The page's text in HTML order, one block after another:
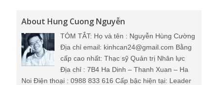
About Hung Cuong Nguyễn
TÓM TẮT: Họ và tên : Nguyễn Hùng Cường
Địa chỉ email: kinhcan24@gmail.com Bằng
cấp cao nhất: Thạc sỹ Quản trị Nhân lực
Địa chỉ : 7B4 Ha Dinh – Thanh Xuan – Ha
Noi Điện thoại : 0988 833 616 Cấp bậc hiện tại: Leader